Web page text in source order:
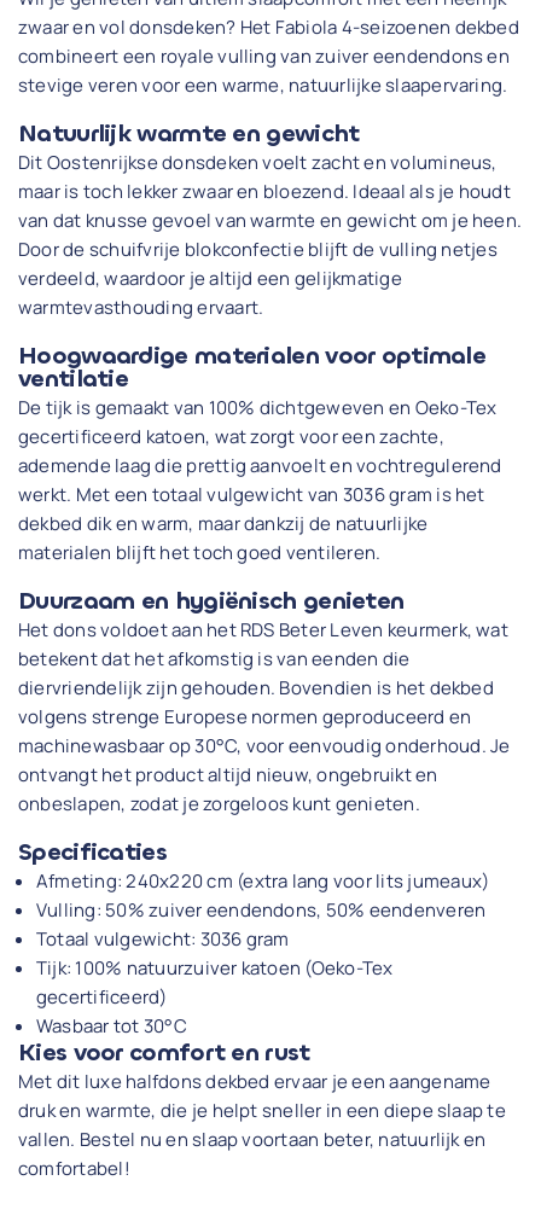
zwaar en vol donsdeken? Het Fabiola 4-seizoenen dekbed
combineert een royale vulling van zuiver eendendons en
stevige veren voor een warme, natuurlijke slaapervaring.
Natuurlijk warmte en gewicht
Dit Oostenrijkse donsdeken voelt zacht en volumineus,
maar is toch lekker zwaar en bloezend. Ideaal als je houdt
van dat knusse gevoel van warmte en gewicht om je heen.
Door de schuifvrije blokconfectie blijft de vulling netjes
verdeeld, waardoor je altijd een gelijkmatige
warmtevasthouding ervaart.
Hoogwaardige materialen voor optimale
ventilatie
De tijk is gemaakt van 100% dichtgeweven en Oeko-Tex
gecertificeerd katoen, wat zorgt voor een zachte,
ademende laag die prettig aanvoelt en vochtregulerend
werkt. Met een totaal vulgewicht van 3036 gram is het
dekbed dik en warm, maar dankzij de natuurlijke
materialen blijft het toch goed ventileren.
Duurzaam en hygiënisch genieten
Het dons voldoet aan het RDS Beter Leven keurmerk, wat
betekent dat het afkomstig is van eenden die
diervriendelijk zijn gehouden. Bovendien is het dekbed
volgens strenge Europese normen geproduceerd en
machinewasbaar op 30°C, voor eenvoudig onderhoud. Je
ontvangt het product altijd nieuw, ongebruikt en
onbeslapen, zodat je zorgeloos kunt genieten.
Specificaties
Afmeting: 240x220 cm (extra lang voor lits jumeaux)
Vulling: 50% zuiver eendendons, 50% eendenveren
Totaal vulgewicht: 3036 gram
Tijk: 100% natuurzuiver katoen (Oeko-Tex
gecertificeerd)
Wasbaar tot 30°C
Kies voor comfort en rust
Met dit luxe halfdons dekbed ervaar je een aangename
druk en warmte, die je helpt sneller in een diepe slaap te
vallen. Bestel nu en slaap voortaan beter, natuurlijk en
comfortabel!